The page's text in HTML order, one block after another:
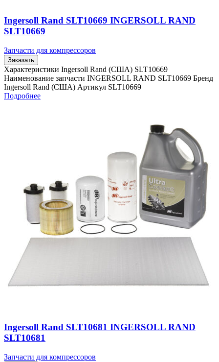
Ingersoll Rand SLT10669 INGERSOLL RAND
SLT10669
Запчасти для компрессоров
Заказать
Характеристики Ingersoll Rand (США) SLT10669
Наименование запчасти INGERSOLL RAND SLT10669 Бренд
Ingersoll Rand (США) Артикул SLT10669
Подробнее
Ingersoll Rand SLT10681 INGERSOLL RAND
SLT10681
Запчасти для компрессоров